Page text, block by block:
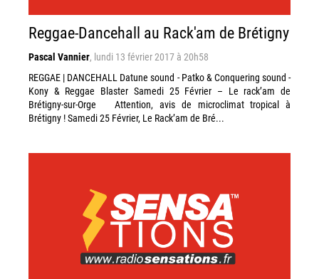
Reggae-Dancehall au Rack'am de Brétigny
Pascal Vannier, lundi 13 février 2017 à 20h58
REGGAE | DANCEHALL Datune sound - Patko & Conquering sound -
Kony & Reggae Blaster Samedi 25 Février – Le rack’am de
Brétigny-sur-Orge Attention, avis de microclimat tropical à
Brétigny ! Samedi 25 Février, Le Rack’am de Bré...